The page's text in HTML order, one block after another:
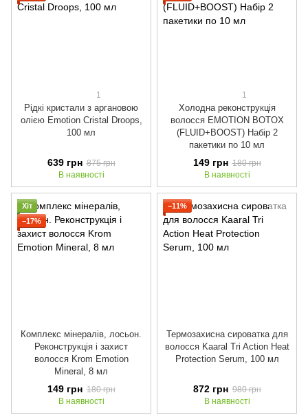
1
Рідкі кристали з аргановою
олією Emotion Cristal Droops,
100 мл
639 грн 875 грн
В наявності
1
Холодна реконструкція
волосся EMOTION BOTOX
(FLUID+BOOST) Набір 2
пакетики по 10 мл
149 грн 180 грн
В наявності
Хіт
−17%
Комплекс мінералів, лосьон.
Реконструкція і захист
волосся Krom Emotion
Mineral, 8 мл
149 грн 180 грн
В наявності
−11%
Термозахисна сироватка для
волосся Kaaral Tri Action Heat
Protection Serum, 100 мл
872 грн 980 грн
В наявності